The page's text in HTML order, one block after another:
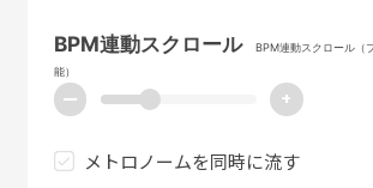
BPM連動スクロール
BPM連動スクロール（
能）
ー +
メトロノームを同時に流す